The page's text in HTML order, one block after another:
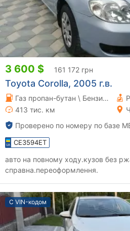
3 600 $ 161 172 грн
Toyota Corolla, 2005 г.в.
Газ пропан-бутан \ Бензин 1.6 л.
413 тис. км
Проверено по номеру по базе
CE3594ET
авто на повному ходу.кузов без
справна.переоформлення.
С VIN-кодом